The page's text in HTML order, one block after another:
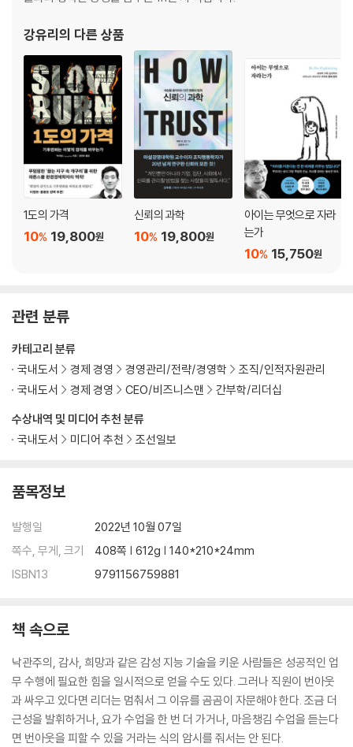
감사의 말
해제
참고 문헌
강유리 의 다른 상품
1도의 가격
19,800원
10%
신뢰의 과학
19,800원
10%
아이는 무엇으로 자라
는가
15,750원
10%
관련 분류
수상내역 및 미디어 추천 분류
국내도서
미디어 추천 조선일보
카테고리 분류
국내도서
경제 경영 경영관리/전략/경영학
조직/인적자원관리
국내도서
경제 경영 CEO/비즈니스맨 간부학/리더십
품목정보
발행일
2022년 10월 07일
쪽수, 무게, 크기
408쪽 | 612g | 140*210*24mm
ISBN13
9791156759881
책 속으로
낙관주의, 감사, 희망과 같은 감성 지능 기술을 키운 사람들은 성공적인 업
무 수행에 필요한 힘을 일시적으로 얻을 수도 있다. 그러나 직원이 번아웃
과 싸우고 있다면 리더는 멈춰서 그 이유를 곰곰이 자문해야 한다. 조금 더
근성을 발휘하거나, 요가 수업을 한 번 더 가거나, 마음챙김 수업을 듣는다
면 번아웃을 피할 수 있을 거라는 식의 암시를 줘서는 안 된다.